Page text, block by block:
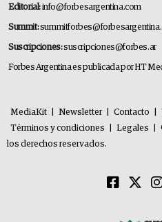
Editorial:info@forbesargentina.com
Summit:
Suscripciones:suscripciones@forbes.ar
Forbes Argentina es publicada por HT
MediaKit Newsletter Contacto
Términos y condiciones
Legales
los derechos reservados.